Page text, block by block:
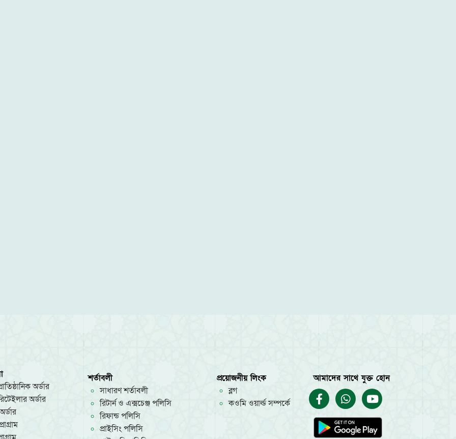
অর্ডার
অর্ডার
শর্তাবলী
সাধারণ শর্তাবলী
রিটার্ন ও এক্সচেঞ্জ পলিসি
রিফান্ড পলিসি
প্রাইসিং পলিসি
প্রয়োজনীয় লিংক
ব্লগ
কওমি ওয়ার্ল্ড সম্পর্কে
আমাদের সাথে যুক্ত হোন